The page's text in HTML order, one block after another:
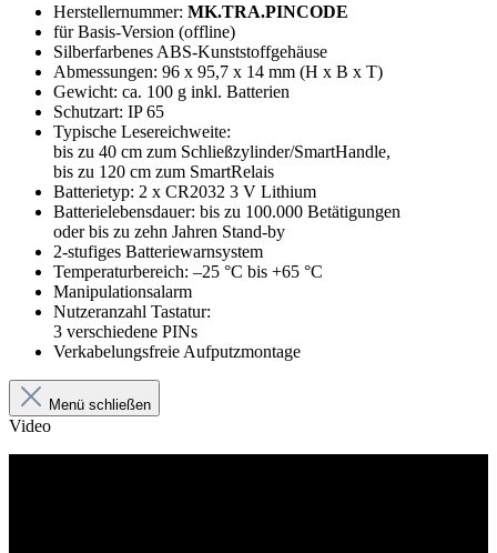
Herstellernummer: MK.TRA.PINCODE
für Basis-Version (offline)
Silberfarbenes ABS-Kunststoffgehäuse
Abmessungen: 96 x 95,7 x 14 mm (H x B x T)
Gewicht: ca. 100 g inkl. Batterien
Schutzart: IP 65
Typische Lesereichweite:
bis zu 40 cm zum Schließzylinder/SmartHandle,
bis zu 120 cm zum SmartRelais
Batterietyp: 2 x CR2032 3 V Lithium
Batterielebensdauer: bis zu 100.000 Betätigungen
oder bis zu zehn Jahren Stand-by
2-stufiges Batteriewarnsystem
Temperaturbereich: –25 °C bis +65 °C
Manipulationsalarm
Nutzeranzahl Tastatur:
3 verschiedene PINs
Verkabelungsfreie Aufputzmontage
Menü schließen
Video